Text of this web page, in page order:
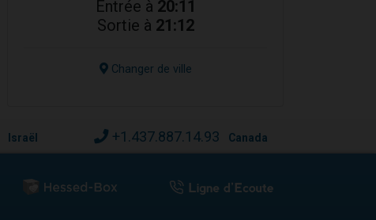
Entrée à 20:11
Sortie à 21:12
Changer de ville
Israël +1.437.887.14.93 Canada